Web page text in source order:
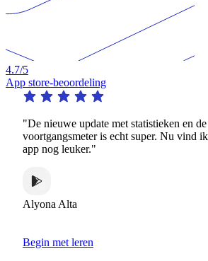
4.7/5
App store-beoordeling
"De nieuwe update met statistieken en de
voortgangsmeter is echt super. Nu vind ik de
app nog leuker."
Alyona Alta
Begin met leren